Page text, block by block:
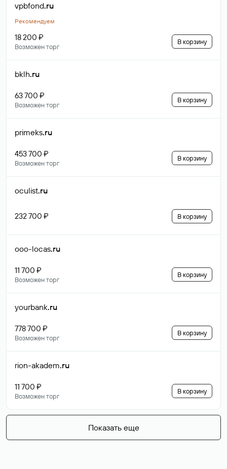
vpbfond.ru
Рекомендуем
18 200 ₽
Возможен торг
В корзину
bklh.ru
63 700 ₽
Возможен торг
В корзину
primeks.ru
453 700 ₽
Возможен торг
В корзину
oculist.ru
232 700 ₽ В корзину
ooo-locas.ru
11 700 ₽
Возможен торг
В корзину
yourbank.ru
778 700 ₽
Возможен торг
В корзину
rion-akadem.ru
11 700 ₽
Возможен торг
В корзину
Показать еще